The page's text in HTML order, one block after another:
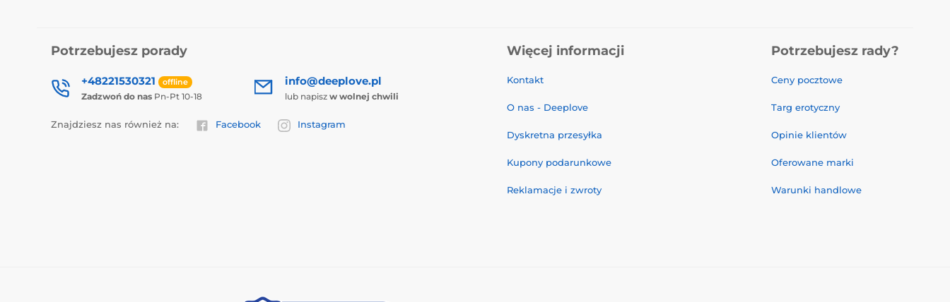
Potrzebujesz porady
+48221530321 offline
Zadzwoń do nas Pn-Pt 10-18
info@deeplove.pl
lub napisz w wolnej chwili
Znajdziesz nas również na: Facebook Instagram
Więcej informacji
Kontakt
O nas - Deeplove
Dyskretna przesyłka
Kupony podarunkowe
Reklamacje i zwroty
Potrzebujesz rady?
Ceny pocztowe
Targ erotyczny
Opinie klientów
Oferowane marki
Warunki handlowe